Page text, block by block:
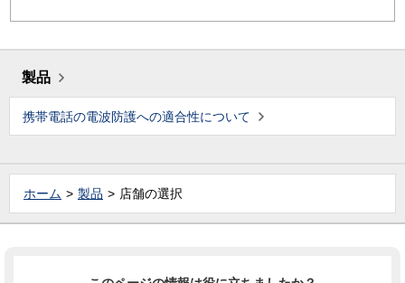
製品
携帯電話の電波防護への適合性について
ホーム 製品 店舗の選択